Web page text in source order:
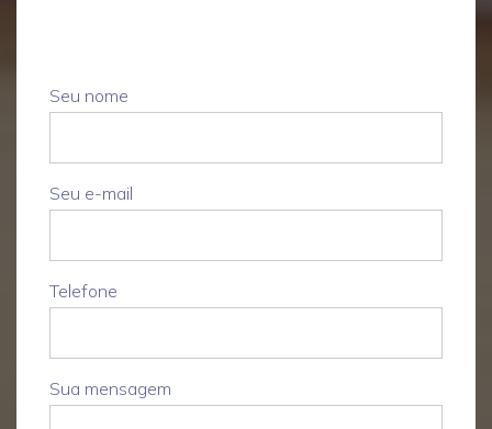
Seu nome
Seu e-mail
Telefone
Sua mensagem